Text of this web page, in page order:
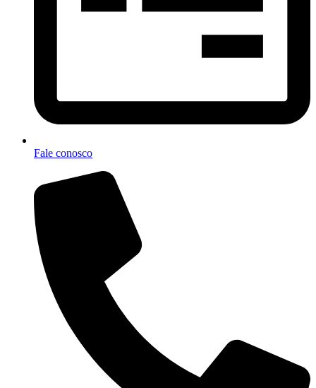
Fale conosco